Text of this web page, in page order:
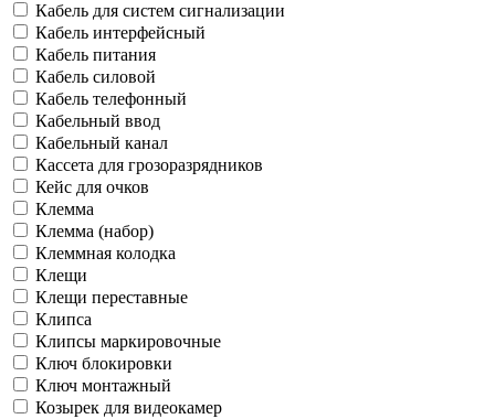
Кабель для систем сигнализации
Кабель интерфейсный
Кабель питания
Кабель силовой
Кабель телефонный
Кабельный ввод
Кабельный канал
Кассета для грозоразрядников
Кейс для очков
Клемма
Клемма (набор)
Клеммная колодка
Клещи
Клещи переставные
Клипса
Клипсы маркировочные
Ключ блокировки
Ключ монтажный
Козырек для видеокамер